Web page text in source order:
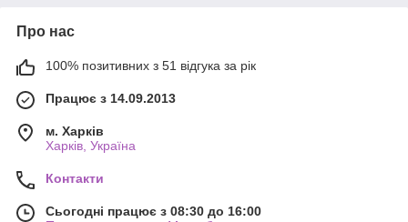
Про нас
100% позитивних з 51 відгука за рік
Працює з 14.09.2013
м. Харків
Харків, Україна
Контакти
Сьогодні працює з 08:30 до 16:00